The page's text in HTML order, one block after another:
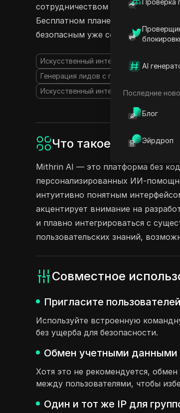
Проверка
AI
Последние
Блог
Эйрдроп
сотрудничеством с до 20
Бесплатном плане. Сделайте свой
безопасным уже сегодня!
Искусственный интеллект
Генерация лидов с помощью ИИ
Искусственный интеллект для
Что такое Mithrin AI?
Mithrin AI — это платформа без
персонализированных ИИ-
интуитивно понятным
акцентирует внимание на
и плавно интегрироваться с
пользовательских знаний,
Совместное
Пригласите
Используйте встроенную
без ущерба для безопасности.
Обмен учетными данными
Хотя это не рекомендуется,
между пользователями, чтобы
Один и тот же IP для